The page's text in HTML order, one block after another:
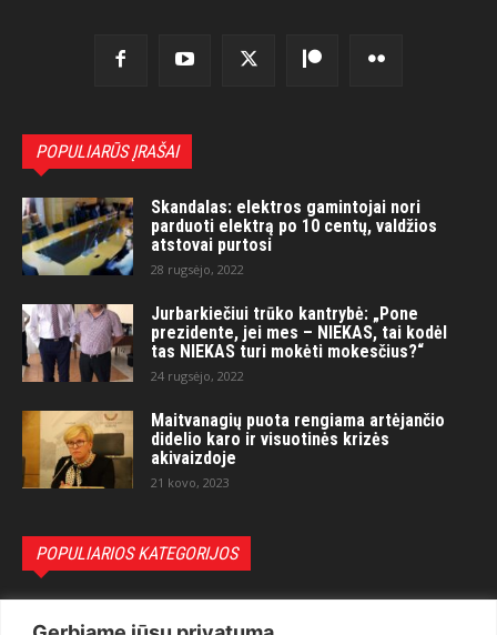
POPULIARŪS ĮRAŠAI
Skandalas: elektros gamintojai nori
parduoti elektrą po 10 centų, valdžios
atstovai purtosi
28 rugsėjo, 2022
Jurbarkiečiui trūko kantrybė: „Pone
prezidente, jei mes – NIEKAS, tai kodėl
tas NIEKAS turi mokėti mokesčius?“
24 rugsėjo, 2022
Maitvanagių puota rengiama artėjančio
didelio karo ir visuotinės krizės
akivaizdoje
21 kovo, 2023
POPULIARIOS KATEGORIJOS